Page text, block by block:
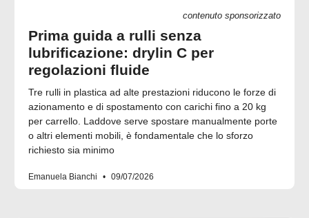
contenuto sponsorizzato
Prima guida a rulli senza
lubrificazione: drylin C per
regolazioni fluide
Tre rulli in plastica ad alte prestazioni riducono le forze di
azionamento e di spostamento con carichi fino a 20 kg
per carrello. Laddove serve spostare manualmente porte
o altri elementi mobili, è fondamentale che lo sforzo
richiesto sia minimo
Emanuela Bianchi 09/07/2026